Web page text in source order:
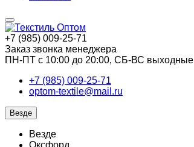
+7 (985) 009-25-71
Заказ звонка менеджера
ПН-ПТ с 10:00 до 20:00, СБ-ВС выходные
+7 (985) 009-25-71
optom-textile@mail.ru
Везде
Везде
Оксфорд